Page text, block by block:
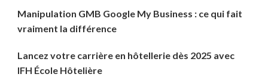
Manipulation GMB Google My Business : ce qui fait
vraiment la différence
Lancez votre carrière en hôtellerie dès 2025 avec
IFH École Hôtelière